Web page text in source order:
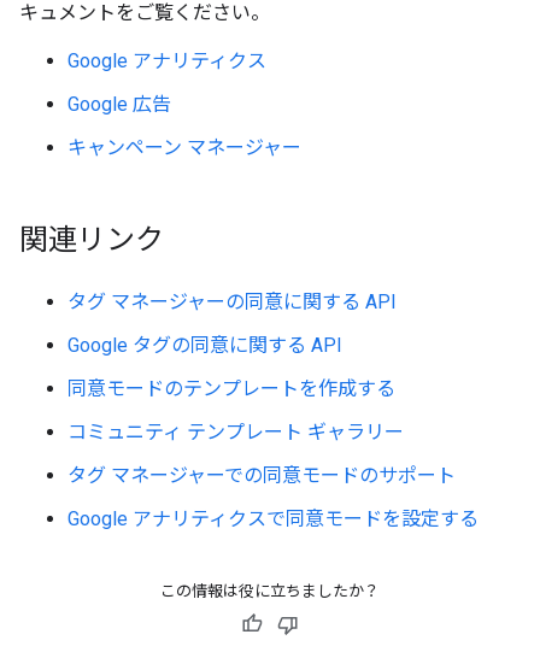
キュメントをご覧ください。
Google アナリティクス
Google 広告
キャンペーン マネージャー
関連リンク
タグ マネージャーの同意に関する API
Google タグの同意に関する API
同意モードのテンプレートを作成する
コミュニティ テンプレート ギャラリー
タグ マネージャーでの同意モードのサポート
Google アナリティクスで同意モードを設定する
この情報は役に立ちましたか？